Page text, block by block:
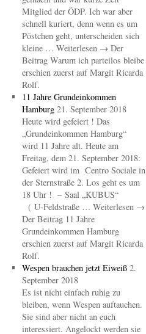
Mitglied der ÖDP. Ich war aber
schnell kuriert, denn wenn es um
Pöstchen geht, unterscheiden sich
kleine … Weiterlesen → Der
Beitrag Warum ich parteilos bleibe
erschien zuerst auf Margit Ricarda
Rolf.
11 Jahre Grundeinkommen
Hamburg 21. September 2018
Heute wird gefeiert ! Das
„Grundeinkommen Hamburg“
wird 11 Jahre alt. Heute am
Freitag, dem 21. September 2018:
Gefeiert wird im Centro Sociale in
der Sternstraße 2. Los geht es um
18 Uhr ! – Saal „KUBUS“
( U-Feldstraße … Weiterlesen →
Der Beitrag 11 Jahre
Grundeinkommen Hamburg
erschien zuerst auf Margit Ricarda
Rolf.
Wespen brauchen jetzt Eiweiß 2.
September 2018
Es ist nicht einfach ruhig zu
bleiben, wenn Wespen auftauchen.
Sie sind aber nicht an euch
interessiert. Angelockt werden sie